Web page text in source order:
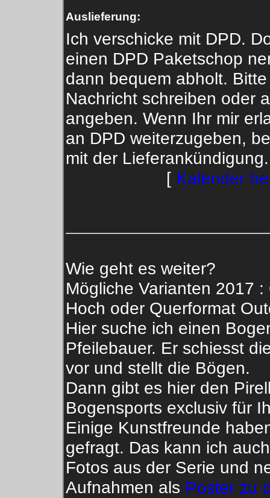
Auslieferung:
Ich verschicke mit DPD.
einen DPD Paketschop
dann bequem abholt.
Nachricht schreiben oder
angeben. Wenn Ihr mir
an DPD weiterzugeben,
mit der Lieferankündigung.
[Kalender
Wie geht es weiter?
Mögliche Varianten 2017
Hoch oder Querformat
Hier suche ich einen
Pfeilebauer. Er schiesst
vor und stellt die Bögen.
Dann gibt es hier den
Bogensports exclusiv für
Einige Kunstfreunde
gefragt. Das kann ich
Fotos aus der Serie und
Aufnahmen als Poster zu